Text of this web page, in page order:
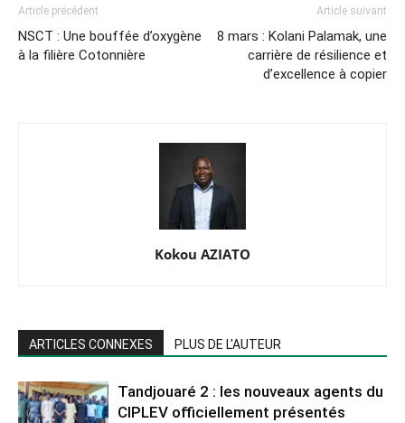
Article précédent
NSCT : Une bouffée d’oxygène
à la filière Cotonnière
Article suivant
8 mars : Kolani Palamak, une
carrière de résilience et
d’excellence à copier
Kokou AZIATO
ARTICLES CONNEXES PLUS DE L'AUTEUR
Tandjouaré 2 : les nouveaux agents du
CIPLEV officiellement présentés